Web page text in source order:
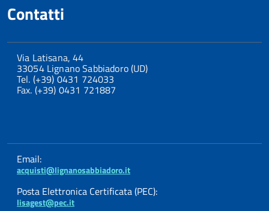
Contatti
Via Latisana, 44
33054 Lignano Sabbiadoro (UD)
Tel. (+39) 0431 724033
Fax. (+39) 0431 721887
Email:
acquisti@lignanosabbiadoro.it
Posta Elettronica Certificata (PEC):
lisagest@pec.it